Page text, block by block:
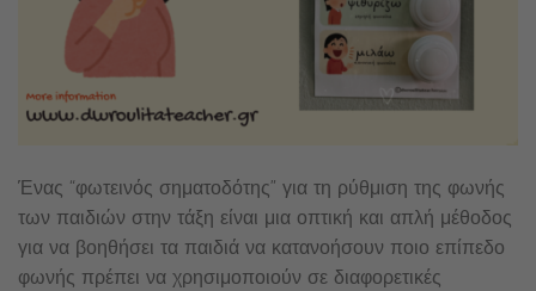
Ένας “φωτεινός σηματοδότης” για τη ρύθμιση της φωνής
των παιδιών στην τάξη είναι μια οπτική και απλή μέθοδος
για να βοηθήσει τα παιδιά να κατανοήσουν ποιο επίπεδο
φωνής πρέπει να χρησιμοποιούν σε διαφορετικές